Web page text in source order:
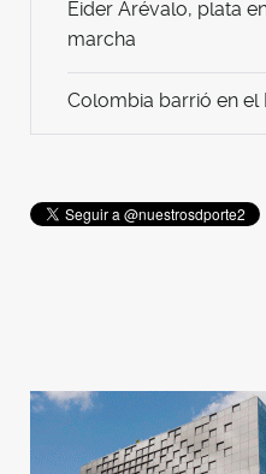
Eider Arévalo, plata
marcha
Colombia barrió en el